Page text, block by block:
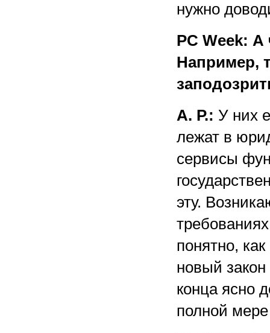
нужно
PC Week: А
Например,
А. Р.: У них
лежат в
сервисы
эту.
понятно,
новый
конца ясно
полной